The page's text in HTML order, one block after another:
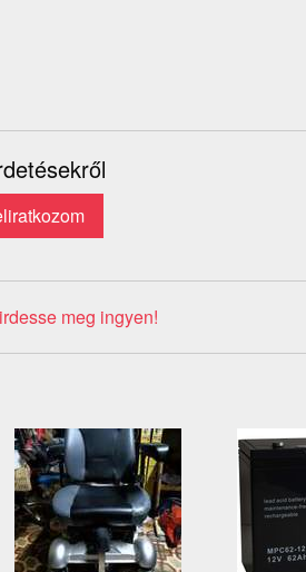
meg ingyen!